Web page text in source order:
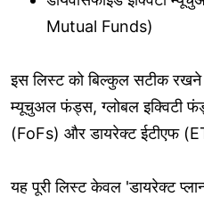
Mutual Funds)
इस लिस्ट को बिल्कुल सटीक
म्यूचुअल फंड्स, ग्लोबल
(FoFs) और डायरेक्ट ईटीएफ
यह पूरी लिस्ट केवल 'डायरेक्ट